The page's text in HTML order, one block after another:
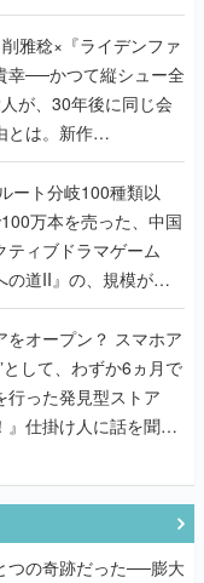
を両ディレクターに聞
削雅稔×『ライデンファ
幸──かつて縦シュー全
が、30年後に同じ会
とは。新作
』で初タッグを組
訊く開発秘話
ート分岐100種類以
万本を売った、中国
ティブドラマゲーム
の道II』の、規模が違
ューサーに聞いた
プン？ スマホア
として、わずか6ヵ月で
行った発見型ストア
』仕掛け人に話を聞い
つの奇跡だった──膨大